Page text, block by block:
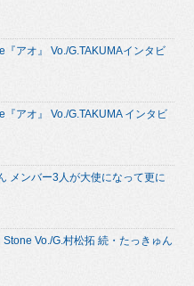
アオ』 Vo./G.TAKUMAインタビ
アオ』 Vo./G.TAKUMA インタビ
メンバー3人が大使になって更に
Stone Vo./G.村松拓 続・たっきゅん